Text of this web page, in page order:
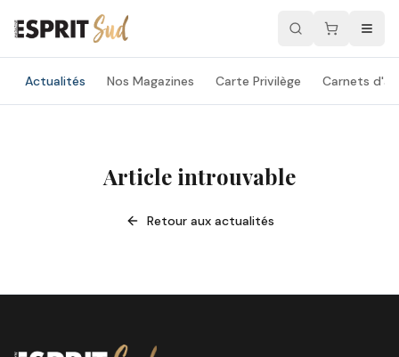
Actualités Nos Magazines Carte Privilège Carnets
Article introuvable
Retour aux actualités